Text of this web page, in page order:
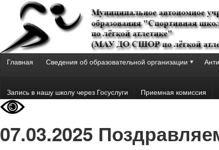
Главная Сведения об образовательной организации
Запись в нашу школу через Госуслуги Приемная комиссия
07.03.2025